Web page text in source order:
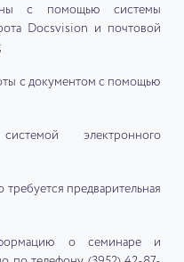
с помощью системы
Docsvision и почтовой
с документом с помощью
электронного
предварительная
о семинаре и